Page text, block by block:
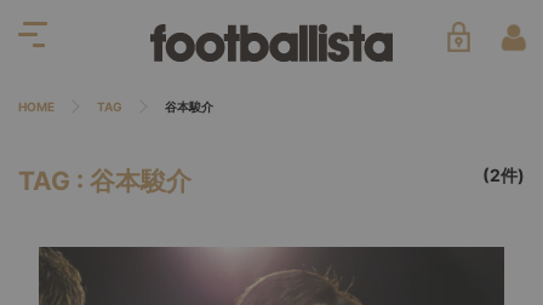
HOME TAG 谷本駿介
TAG : 谷本駿介 (2件)